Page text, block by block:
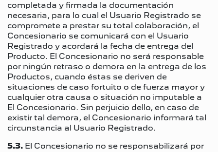
completada y firmada la documentación
necesaria, para lo cual el Usuario Registrado se
compromete a prestar su total colaboración, el
Concesionario se comunicará con el Usuario
Registrado y acordará la fecha de entrega del
Producto. El Concesionario no será responsable
por ningún retraso o demora en la entrega de los
Productos, cuando éstas se deriven de
situaciones de caso fortuito o de fuerza mayor y
cualquier otra causa o situación no imputable a
El Concesionario. Sin perjuicio dello, en caso de
existir tal demora, el Concesionario informará tal
circunstancia al Usuario Registrado.
5.3. El Concesionario no se responsabilizará por